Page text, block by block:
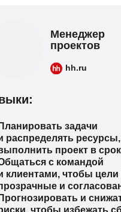
Планировать задачи
распределять
проект в срок
с командой
клиентами, чтобы
и
Прогнозировать и
чтобы избежать
hh.ru
Менеджер
проектов